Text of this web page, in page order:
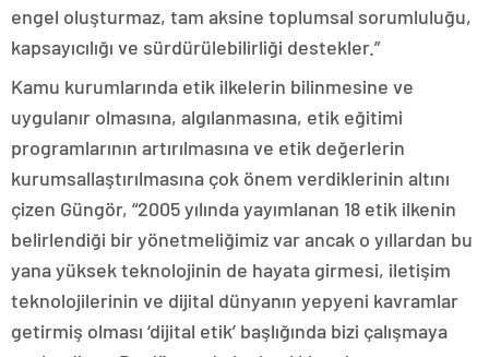
engel oluşturmaz, tam aksine toplumsal sorumluluğu,
kapsayıcılığı ve sürdürülebilirliği destekler.”
Kamu kurumlarında etik ilkelerin bilinmesine ve
uygulanır olmasına, algılanmasına, etik eğitimi
programlarının artırılmasına ve etik değerlerin
kurumsallaştırılmasına çok önem verdiklerinin altını
çizen Güngör, “2005 yılında yayımlanan 18 etik ilkenin
belirlendiği bir yönetmeliğimiz var ancak o yıllardan bu
yana yüksek teknolojinin de hayata girmesi, iletişim
teknolojilerinin ve dijital dünyanın yepyeni kavramlar
getirmiş olması ‘dijital etik’ başlığında bizi çalışmaya